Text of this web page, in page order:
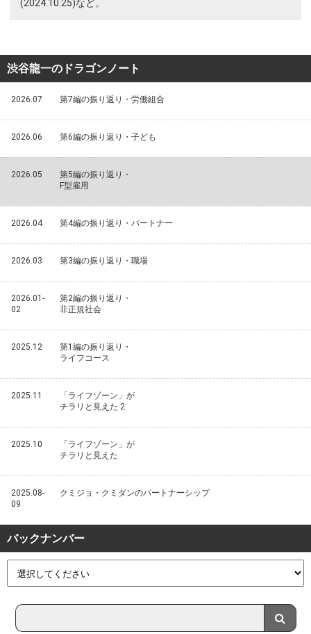
(2024.10.25)など。
渋谷龍一のドラゴンノート
2026.07 第7編の振り返り・労働組合
2026.06 第6編の振り返り・子ども
2026.05
第5編の振り返り・
F型雇用
2026.04 第4編の振り返り・パートナー
2026.03 第3編の振り返り・職場
2026.01-
02
第2編の振り返り・
非正規社会
2025.12
第1編の振り返り・
ライフコース
2025.11
「ライフゾーン」が
チラリと見えた 2
2025.10
「ライフゾーン」が
チラリと見えた
2025.08-
09
クミジョ・クミダンのパートナーシップ
バックナンバー